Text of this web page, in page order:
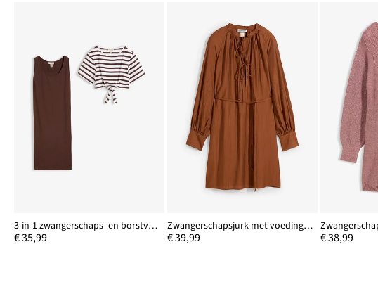
3-in-1 zwangerschaps- en borstvoedingsjurk (2-dlg. set)
€ 35,99
Zwangerschapsjurk met voedingsfunctie van soepele viscose
€ 39,99 € 38,99